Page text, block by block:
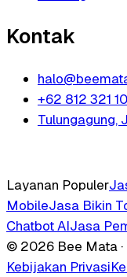
Kontak
+62 812 321
Tulungagung,
Layanan Populer
MobileJasa Bikin
Chatbot AIJasa
© 2026 Bee Mata ·
Kebijakan Privasi